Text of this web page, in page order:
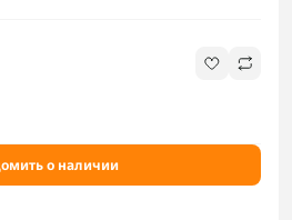
о наличии